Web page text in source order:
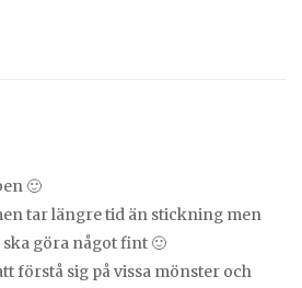
🙂
tar längre tid än stickning men
göra något fint 🙂
förstå sig på vissa mönster och